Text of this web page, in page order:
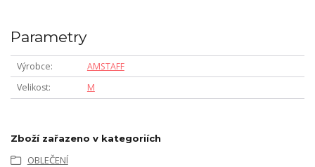
Parametry
Výrobce
AMSTAFF
Velikost
M
Zboží zařazeno v kategoriích
OBLEČENÍ